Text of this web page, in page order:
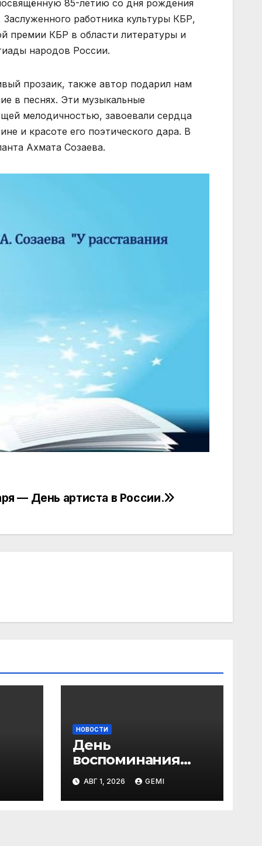
85-летию со дня рождения
работника культуры КБР,
премии КБР в области литературы и
народов России.
прозаик, также автор подарил нам
в песнях. Эти музыкальные
мелодичностью, завоевали сердца
и красоте его поэтического дара. В
Ахмата Созаева.
— День артиста в России.
НОВОСТИ
День
воспоминания
любимых книг
АВГ 1, 2026 GEMI